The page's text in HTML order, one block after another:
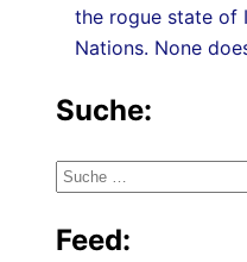
the rogue state of
Nations. None
Suche:
Suche
Feed: